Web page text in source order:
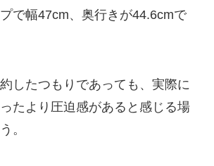
で幅47cm、奥行きが44.6cmで
したつもりであっても、実際に
たより 圧迫感がある と感じる場
。